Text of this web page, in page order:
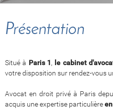
Présentation
Situé à Paris 1, le cabinet
votre disposition sur rendez-vous
Avocat en droit privé à Paris
acquis une expertise particulière